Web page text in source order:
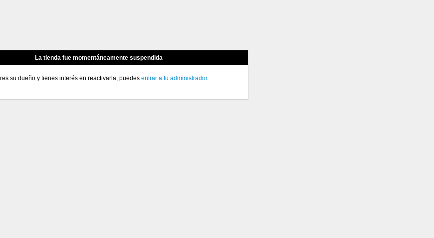
La tienda fue momentáneamente suspendida
su dueño y tienes interés en reactivarla, puedes entrar a tu administrador.